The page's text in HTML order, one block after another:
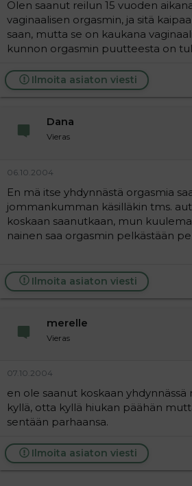
Olen saanut reilun 15 vuoden
vaginaalisen orgasmin, ja sitä
saan, mutta se on kaukana
kunnon orgasmin puutteesta on
Ilmoita asiaton viesti
Dana
Vieras
06.10.2004
En mä itse yhdynnästä orgasmia
jommankumman käsilläkin tms.
koskaan saanutkaan, mun
nainen saa orgasmin pelkästään
Ilmoita asiaton viesti
merelle
Vieras
07.10.2004
en ole saanut koskaan
kyllä, otta kyllä hiukan päähän
sentään parhaansa.
Ilmoita asiaton viesti